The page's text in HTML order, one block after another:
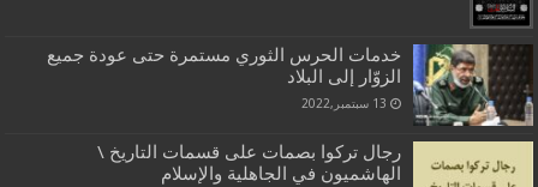
خدمات الحرس الثوري مستمرة حتى عودة جميع
الزوّار إلى البلاد
13 سبتمبر,2022
رجال تركوا بصمات على قسمات التاريخ \
الهاشميون في الجاهلية والإسلام